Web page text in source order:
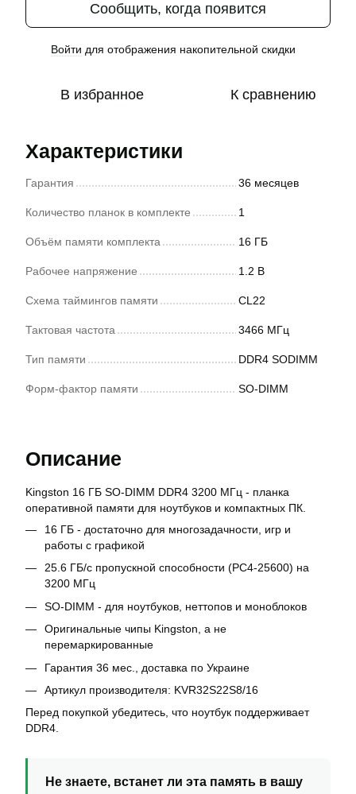
Сообщить, когда появится
Войти для отображения накопительной скидки
В избранное К сравнению
Характеристики
Гарантия 36 месяцев
Количество планок в комплекте 1
Объём памяти комплекта 16 ГБ
Рабочее напряжение 1.2 В
Схема таймингов памяти CL22
Тактовая частота 3466 МГц
Тип памяти DDR4 SODIMM
Форм-фактор памяти SO-DIMM
Описание
Kingston 16 ГБ SO-DIMM DDR4 3200 МГц - планка
оперативной памяти для ноутбуков и компактных ПК.
16 ГБ - достаточно для многозадачности, игр и
работы с графикой
25.6 ГБ/с пропускной способности (PC4-25600) на
3200 МГц
SO-DIMM - для ноутбуков, неттопов и моноблоков
Оригинальные чипы Kingston, а не
перемаркированные
Гарантия 36 мес., доставка по Украине
Артикул производителя: KVR32S22S8/16
Перед покупкой убедитесь, что ноутбук поддерживает
DDR4.
Не знаете, встанет ли эта память в вашу